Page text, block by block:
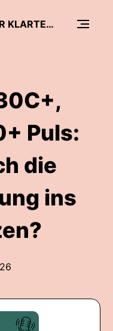
LÄUFT! ...WIEDER DER KLARTEXT-PODCAST FÜR SELBSTSTÄNDIGE
Puls:
die
ins